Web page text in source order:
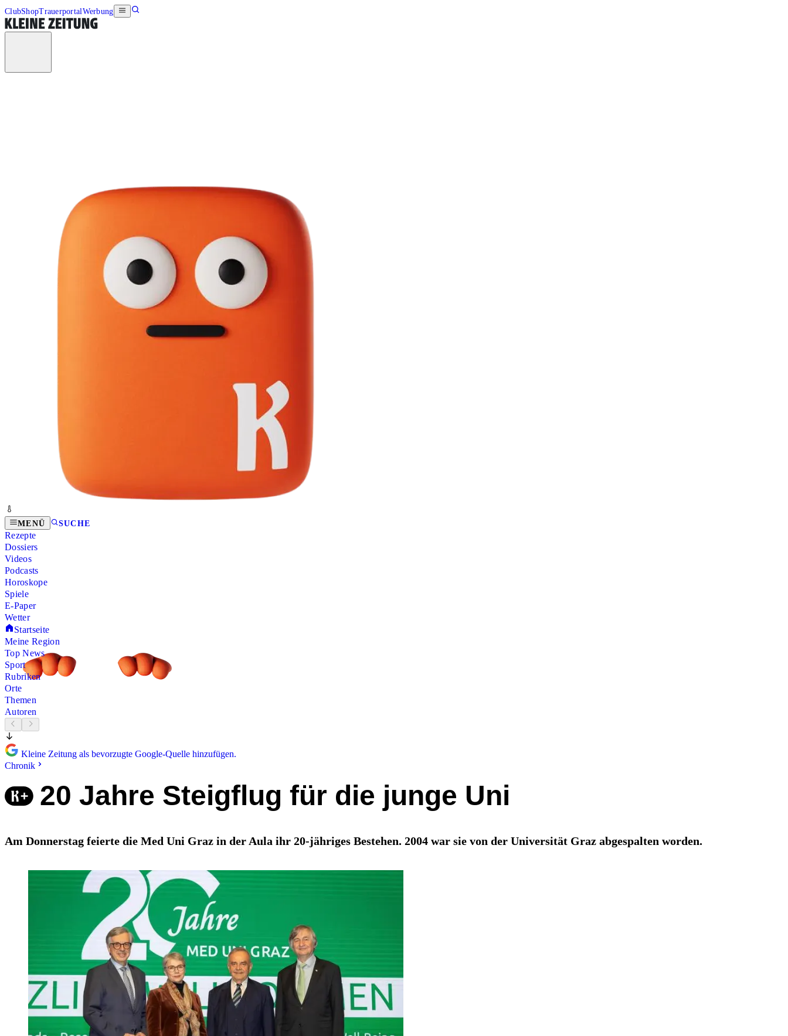
ClubShopTrauerportalWerbung
MENÜ SUCHE
Rezepte
Dossiers
Videos
Podcasts
Horoskope
Spiele
E-Paper
Wetter
Startseite
Meine Region
Top News
Sport
Rubriken
Orte
Themen
Autoren
Kleine Zeitung als bevorzugte Google-Quelle hinzufügen.
Chronik
20 Jahre Steigflug für die junge Uni
Am Donnerstag feierte die Med Uni Graz in der Aula ihr 20-jähriges Bestehen. 2004 war sie von der Universität Graz abgespalten worden.